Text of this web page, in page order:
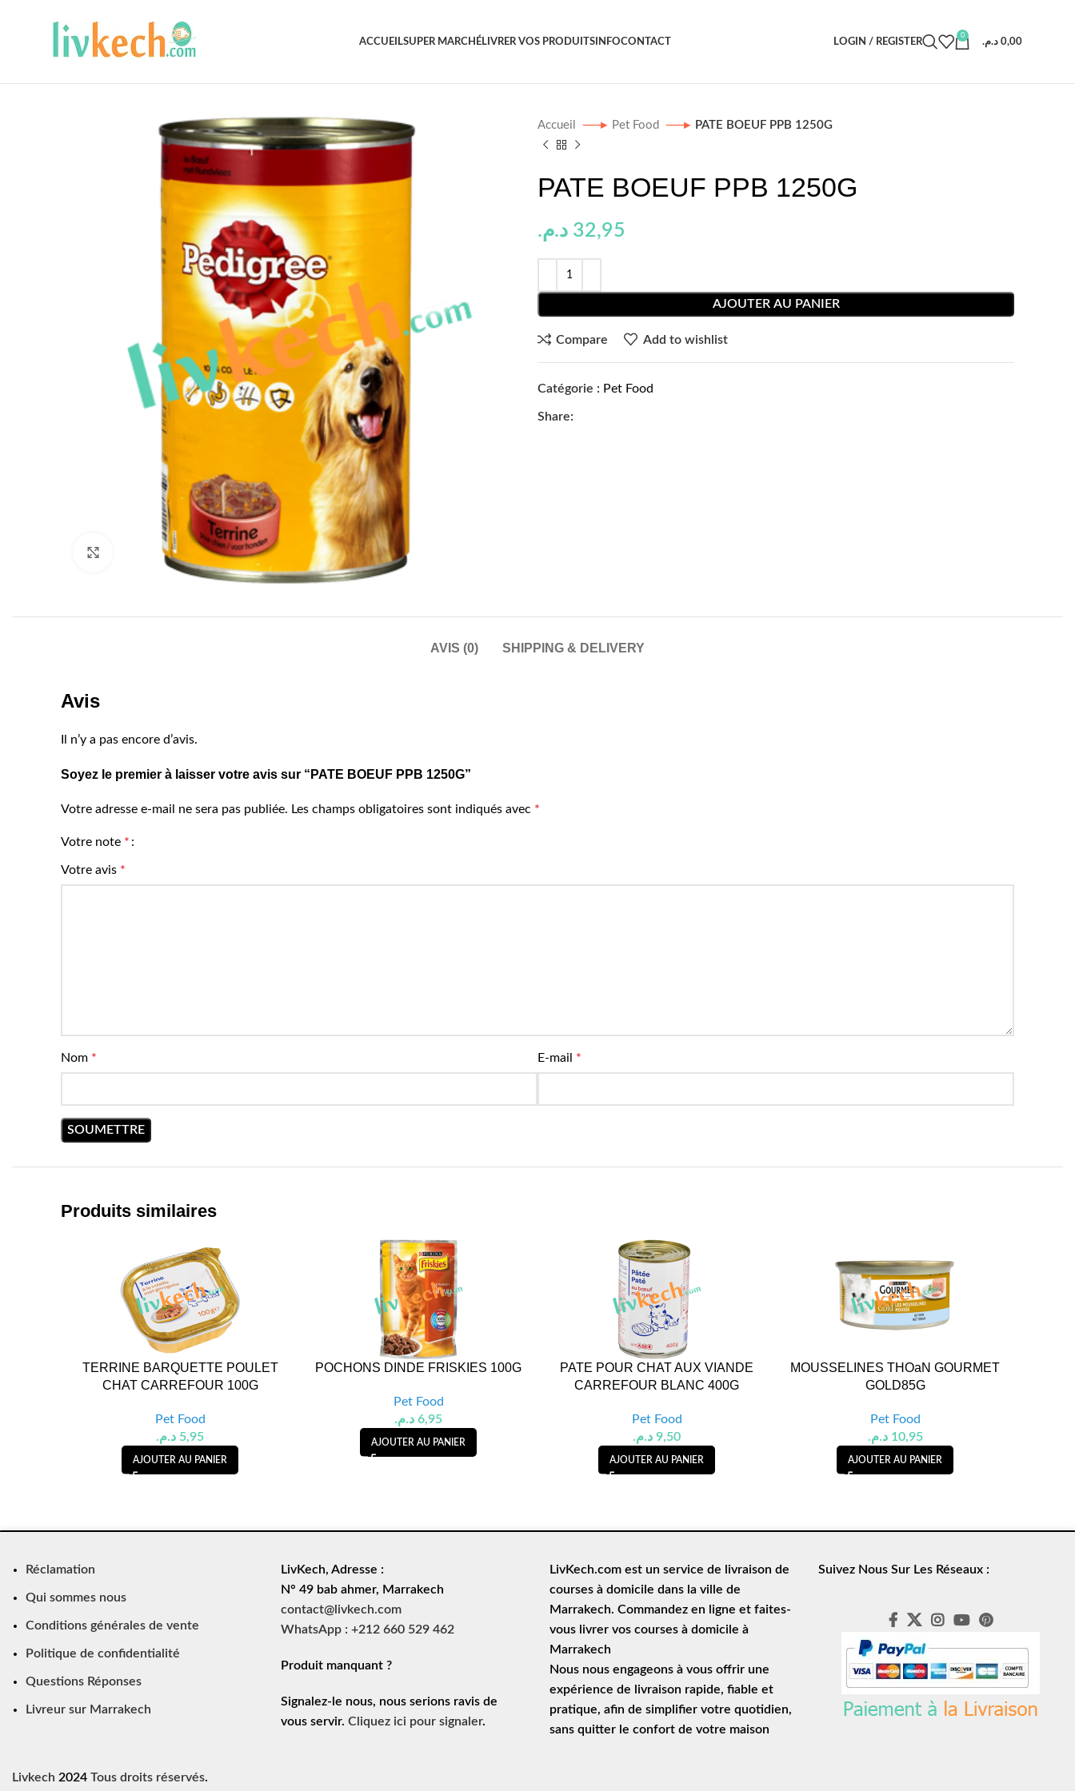
ACCUEILSUPER MARCHÉ LIVRER VOS PRODUITS INFOCONTACT LOGIN / REGISTER
0
0,00 د.م.
Click to enlarge
Accueil Pet Food PATE BOEUF PPB 1250G
PATE BOEUF PPB 1250G
32,95 د.م.
AJOUTER AU PANIER
Compare Add to wishlist
Catégorie : Pet Food
Share:
AVIS (0) SHIPPING & DELIVERY
Avis
Il n’y a pas encore d’avis.
Soyez le premier à laisser votre avis sur “PATE BOEUF PPB 1250G”
Votre adresse e-mail ne sera pas publiée. Les champs obligatoires sont indiqués avec *
Votre note *
Votre avis *
Nom * E-mail *
Produits similaires
TERRINE BARQUETTE POULET
CHAT CARREFOUR 100G
Pet Food
5,95 د.م.
AJOUTER AU PANIER
POCHONS DINDE FRISKIES 100G
Pet Food
6,95 د.م.
AJOUTER AU PANIER
PATE POUR CHAT AUX VIANDE
CARREFOUR BLANC 400G
Pet Food
9,50 د.م.
AJOUTER AU PANIER
MOUSSELINES THOaN GOURMET
GOLD85G
Pet Food
10,95 د.م.
AJOUTER AU PANIER
Réclamation
Qui sommes nous
Conditions générales de vente
Politique de confidentialité
Questions Réponses
Livreur sur Marrakech
LivKech, Adresse :
N° 49 bab ahmer, Marrakech
contact@livkech.com
WhatsApp : +212 660 529 462
Produit manquant ?
Signalez-le nous, nous serions ravis de
vous servir. Cliquez ici pour signaler.
LivKech.com est un service de
livraison de
courses à domicile dans la ville de
Marrakech. Commandez en ligne et faites-
vous livrer vos courses à domicile à
Marrakech
Nous nous engageons à vous offrir une
expérience de
livraison rapide, fiable et
pratique, afin de simplifier votre quotidien,
sans quitter le confort de votre maison
Suivez Nous Sur Les Réseaux :
Livkech 2024Tous droits réservés.